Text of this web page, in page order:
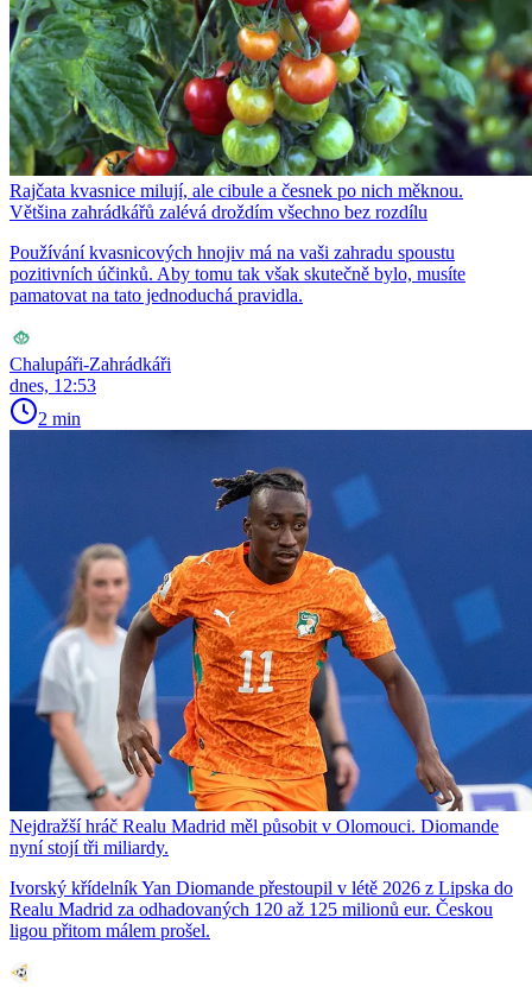
Rajčata kvasnice milují, ale cibule a česnek po nich měknou.
Většina zahrádkářů zalévá droždím všechno bez rozdílu
Používání kvasnicových hnojiv má na vaši zahradu spoustu
pozitivních účinků. Aby tomu tak však skutečně bylo, musíte
pamatovat na tato jednoduchá pravidla.
Chalupáři-Zahrádkáři
dnes, 12:53
2 min
Nejdražší hráč Realu Madrid měl působit v Olomouci. Diomande
nyní stojí tři miliardy.
Ivorský křídelník Yan Diomande přestoupil v létě 2026 z Lipska do
Realu Madrid za odhadovaných 120 až 125 milionů eur. Českou
ligou přitom málem prošel.